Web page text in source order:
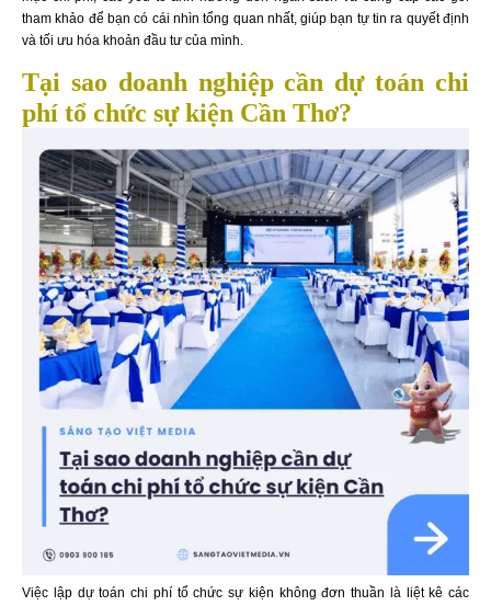
tham khảo để bạn có cái nhìn tổng quan nhất, giúp bạn tự tin ra quyết định
và tối ưu hóa khoản đầu tư của mình.
Tại sao doanh nghiệp cần dự toán chi
phí tổ chức sự kiện Cần Thơ?
Việc lập dự toán chi phí tổ chức sự kiện không đơn thuần là liệt kê các